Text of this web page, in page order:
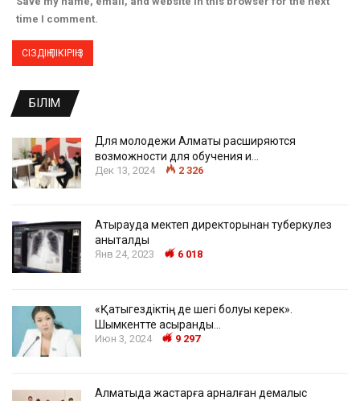
time I comment.
БІЛІМ
Для молодежи Алматы расширяются
возможности для обучения и…
Дек 13, 2024 2 326
Атырауда мектеп директорынан туберкулез
анықталды
Янв 24, 2023 6 018
«Қатыгездіктің де шегі болуы керек».
Шымкентте асыранды…
Июн 3, 2024 9 297
Алматыда жастарға арналған демалыс